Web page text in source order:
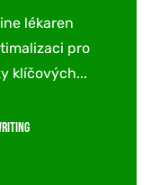
lékaren
pro
klíčových...